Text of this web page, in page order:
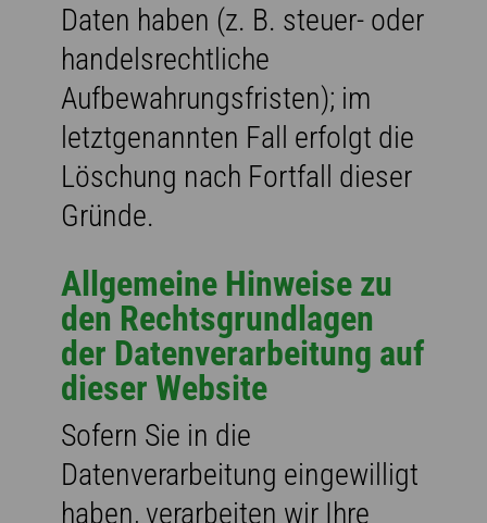
Daten haben (z. B. steuer- oder
handelsrechtliche
Aufbewahrungsfristen); im
letztgenannten Fall erfolgt die
Löschung nach Fortfall dieser
Gründe.
Allgemeine Hinweise zu
den Rechtsgrundlagen
der Datenverarbeitung auf
dieser Website
Sofern Sie in die
Datenverarbeitung eingewilligt
haben, verarbeiten wir Ihre